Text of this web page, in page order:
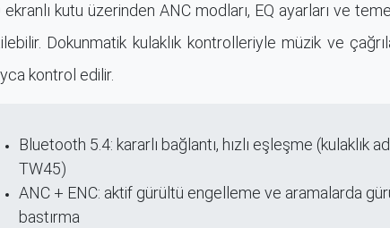
kutu üzerinden ANC modları, EQ ayarları ve
Dokunmatik kulaklık kontrolleriyle müzik ve
kontrol edilir.​
Bluetooth 5.4: kararlı bağlantı, hızlı eşleşme (kulaklık
TW45)
ANC + ENC: aktif gürültü engelleme ve aramalarda
bastırma